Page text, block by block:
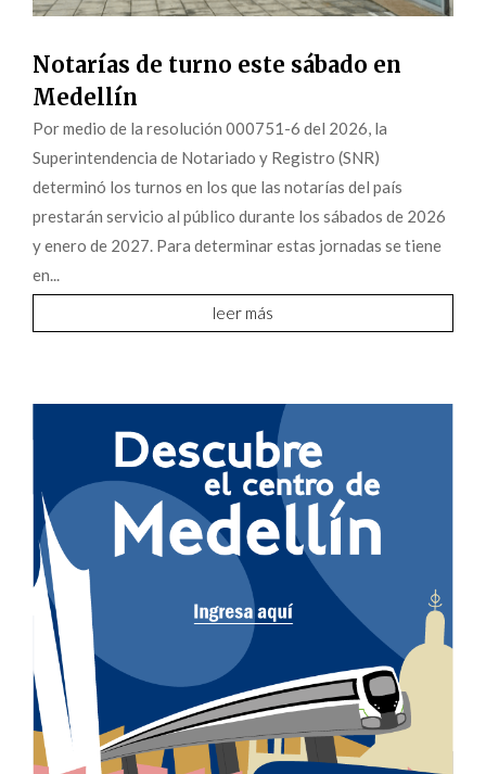
Notarías de turno este sábado en
Medellín
Por medio de la resolución 000751-6 del 2026, la
Superintendencia de Notariado y Registro (SNR)
determinó los turnos en los que las notarías del país
prestarán servicio al público durante los sábados de 2026
y enero de 2027. Para determinar estas jornadas se tiene
en...
leer más